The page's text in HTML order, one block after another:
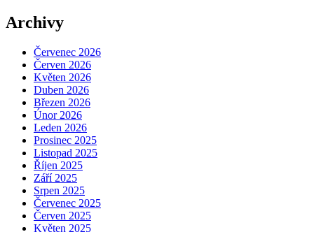
Archivy
Červenec 2026
Červen 2026
Květen 2026
Duben 2026
Březen 2026
Únor 2026
Leden 2026
Prosinec 2025
Listopad 2025
Říjen 2025
Září 2025
Srpen 2025
Červenec 2025
Červen 2025
Květen 2025